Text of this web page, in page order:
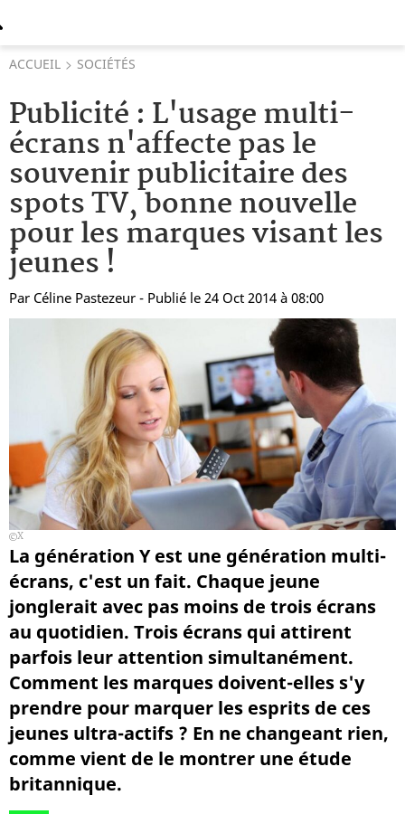
ACCUEIL SOCIÉTÉS
Publicité : L'usage multi-
écrans n'affecte pas le
souvenir publicitaire des
spots TV, bonne nouvelle
pour les marques visant les
jeunes !
Par Céline Pastezeur - Publié le 24 Oct 2014 à 08:00
X
La génération Y est une génération multi-
écrans, c'est un fait. Chaque jeune
jonglerait avec pas moins de trois écrans
au quotidien. Trois écrans qui attirent
parfois leur attention simultanément.
Comment les marques doivent-elles s'y
prendre pour marquer les esprits de ces
jeunes ultra-actifs ? En ne changeant rien,
comme vient de le montrer une étude
britannique.